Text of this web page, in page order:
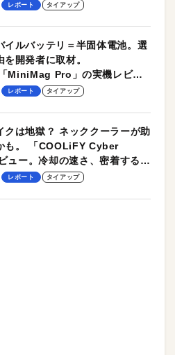
ユースに最適！
レポート タイアップ
イルバッテリ＝半固体電池。選
を開発者に取材。
MiniMag Pro」の実機レビュ
レポート タイアップ
クは地獄？ ネッククーラーが助
も。 「COOLiFY Cyber
ュー。冷却の速さ、密着する冷
、シンプルな操作性がグッド！
レポート タイアップ